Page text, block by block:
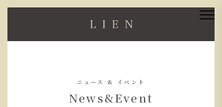
ニュース & イベント
News&Event